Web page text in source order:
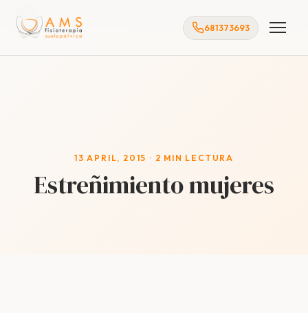
681373693
13 APRIL, 2015 · 2 MIN LECTURA
Estreñimiento mujeres